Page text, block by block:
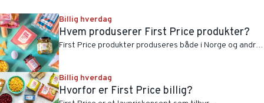
Billig hverdag
Hvem produserer First Price produkter?
First Price produkter produseres både i Norge og andre
Billig hverdag
Hvorfor er First Price billig?